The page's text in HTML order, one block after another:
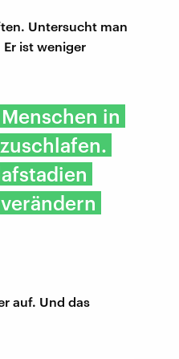
Untersucht man
ist weniger
in
auf. Und das